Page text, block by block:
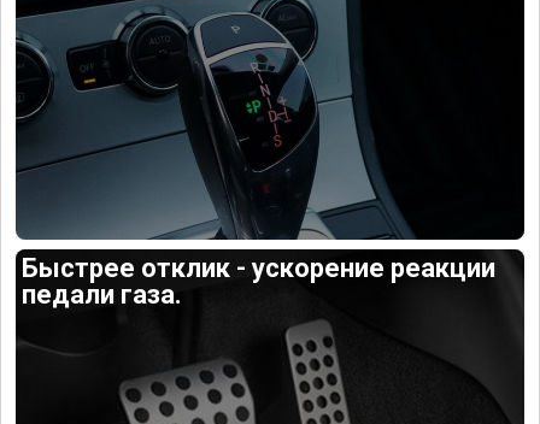
Быстрее отклик - ускорение реакции
педали газа.